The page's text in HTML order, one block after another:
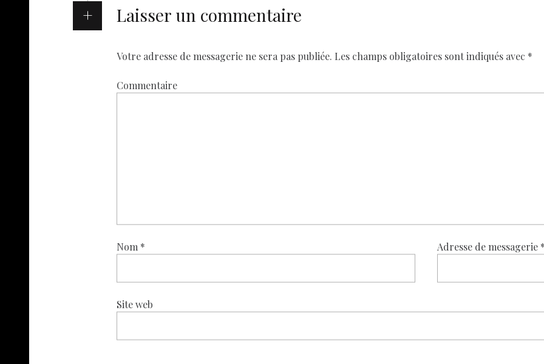
Laisser un commentaire
Votre adresse de messagerie ne sera pas publiée. Les champs obligatoires sont indiqués avec *
Commentaire
Nom * Adresse de messagerie
Site web